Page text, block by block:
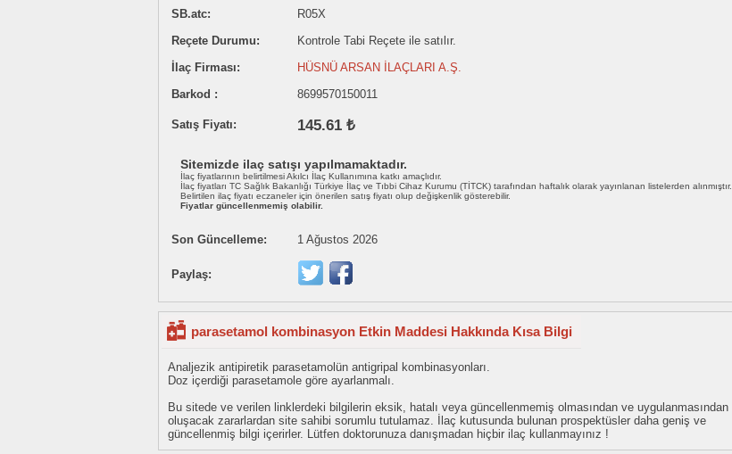
SB.atc:
R05X
Reçete Durumu:
Kontrole Tabi Reçete ile satılır.
İlaç Firması:
HÜSNÜ ARSAN İLAÇLARI A.Ş.
Barkod :
8699570150011
Satış Fiyatı: 145.61 ₺
Sitemizde ilaç satışı yapılmamaktadır.
İlaç fiyatlarının belirtilmesi Akılcı İlaç Kullanımına katkı amaçlıdır.
İlaç fiyatları TC Sağlık Bakanlığı Türkiye İlaç ve Tıbbi Cihaz Kurumu (TİTCK) tarafından haftalık olarak yayınlanan listelerden alınmıştır.
Belirtilen ilaç fiyatı eczaneler için önerilen satış fiyatı olup değişkenlik gösterebilir.
Fiyatlar güncellenmemiş olabilir.
Son Güncelleme: 1 Ağustos 2026
Paylaş:
parasetamol kombinasyon Etkin Maddesi Hakkında Kısa Bilgi
Analjezik antipiretik parasetamolün antigripal kombinasyonları.
Doz içerdiği parasetamole göre ayarlanmalı.
Bu sitede ve verilen linklerdeki bilgilerin eksik, hatalı veya güncellenmemiş olmasından ve uygulanmasından
oluşacak zararlardan site sahibi sorumlu tutulamaz. İlaç kutusunda bulunan prospektüsler daha geniş ve
güncellenmiş bilgi içerirler. Lütfen doktorunuza danışmadan hiçbir ilaç kullanmayınız !